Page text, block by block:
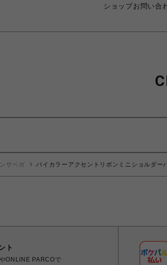
ショップお問い合
サベガ バイカラーアクセントリボンミニショルダー
ト
ONLINE PARCOで